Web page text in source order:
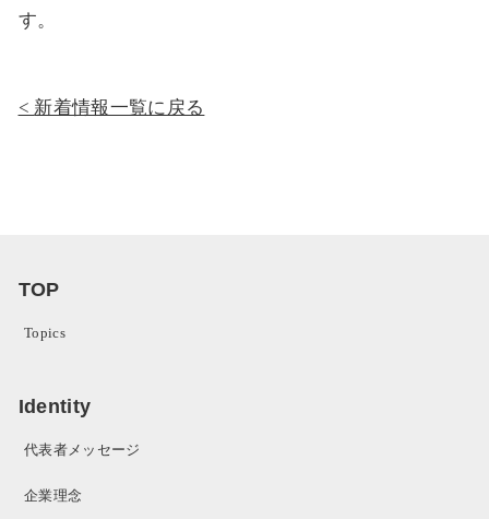
す。
新着情報一覧に戻る
TOP
Topics
Identity
代表者メッセージ
企業理念